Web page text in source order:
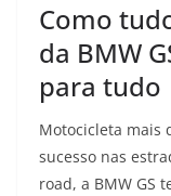
Como
da BMW
para tudo
Motocicleta mais
sucesso nas
road, a BMW GS